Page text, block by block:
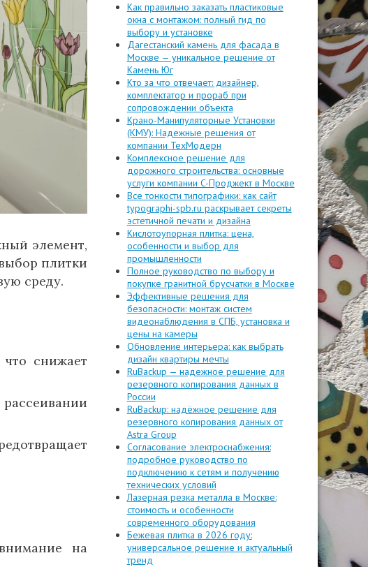
элемент,
плитки
среду.
снижает
на
Как правильно заказать пластиковые
окна с монтажом: полный гид по
выбору и установке
Дагестанский камень для фасада в
Москве — уникальное решение от
Камень Юг
Кто за что отвечает: дизайнер,
комплектатор и прораб при
сопровождении объекта
Крано-Манипуляторные Установки
(КМУ): Надежные решения от
компании ТехМодерн
Комплексное решение для
дорожного строительства: основные
услуги компании C-Проджект в Москве
Все тонкости типографики: как сайт
typographi-spb.ru раскрывает секреты
эстетичной печати и дизайна
Кислотоупорная плитка: цена,
особенности и выбор для
промышленности
Полное руководство по выбору и
покупке гранитной брусчатки в Москве
Эффективные решения для
безопасности: монтаж систем
видеонаблюдения в СПБ, установка и
цены на камеры
Обновление интерьера: как выбрать
дизайн квартиры мечты
RuBackup — надежное решение для
резервного копирования данных в
России
RuBackup: надёжное решение для
резервного копирования данных от
Astra Group
Согласование электроснабжения:
подробное руководство по
подключению к сетям и получению
технических условий
Лазерная резка металла в Москве:
стоимость и особенности
современного оборудования
Бежевая плитка в 2026 году:
универсальное решение и актуальный
тренд